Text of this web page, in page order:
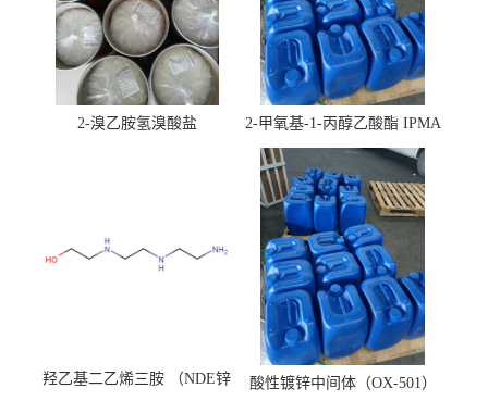
2-溴乙胺氢溴酸盐 2-甲氧基-1-丙醇乙酸酯 IPMA
羟乙基二乙烯三胺 （NDE锌
酸性镀锌中间体（OX-501）